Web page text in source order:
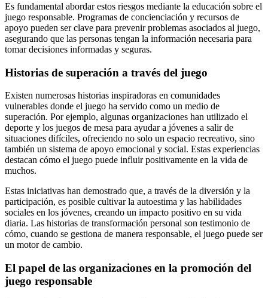
Es fundamental abordar estos riesgos mediante la educación sobre el
juego responsable. Programas de concienciación y recursos de
apoyo pueden ser clave para prevenir problemas asociados al juego,
asegurando que las personas tengan la información necesaria para
tomar decisiones informadas y seguras.
Historias de superación a través del juego
Existen numerosas historias inspiradoras en comunidades
vulnerables donde el juego ha servido como un medio de
superación. Por ejemplo, algunas organizaciones han utilizado el
deporte y los juegos de mesa para ayudar a jóvenes a salir de
situaciones difíciles, ofreciendo no solo un espacio recreativo, sino
también un sistema de apoyo emocional y social. Estas experiencias
destacan cómo el juego puede influir positivamente en la vida de
muchos.
Estas iniciativas han demostrado que, a través de la diversión y la
participación, es posible cultivar la autoestima y las habilidades
sociales en los jóvenes, creando un impacto positivo en su vida
diaria. Las historias de transformación personal son testimonio de
cómo, cuando se gestiona de manera responsable, el juego puede ser
un motor de cambio.
El papel de las organizaciones en la promoción del
juego responsable